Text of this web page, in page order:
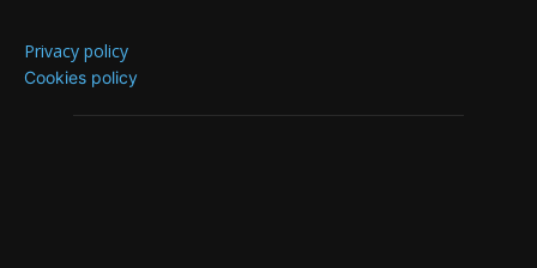
Privacy policy
Cookies policy